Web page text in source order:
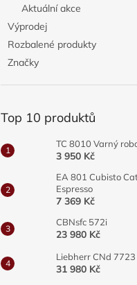
Aktuální akce
Výprodej
Rozbalené produkty
Značky
Top 10 produktů
TC 8010 Varný
3 950 Kč
EA 801 Cubisto
Espresso
7 369 Kč
CBNsfc 572i
23 980 Kč
Liebherr CNd 7723
31 980 Kč